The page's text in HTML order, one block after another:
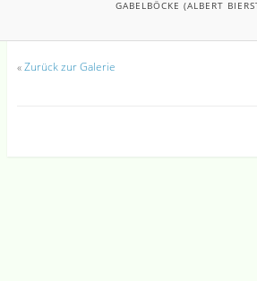
GABELBÖCKE (ALBERT
«Zurück zur Galerie